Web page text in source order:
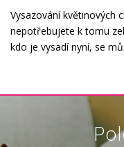
Vysazování květinových
nepotřebujete k tomu
kdo je vysadí nyní, se